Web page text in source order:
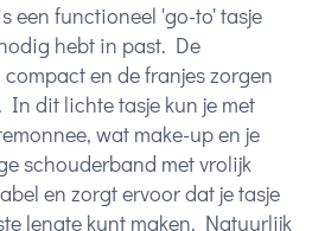
een functioneel 'go-to' tasje
hebt in past. De
en de franjes zorgen
dit lichte tasje kun je met
wat make-up en je
schouderband met vrolijk
en zorgt ervoor dat je tasje
lengte kunt maken. Natuurlijk